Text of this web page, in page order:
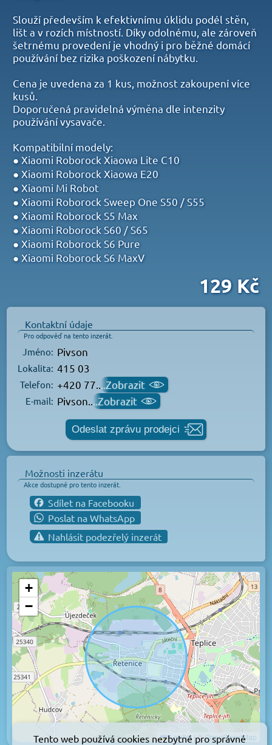
Slouží především k efektivnímu úklidu podél stěn,
lišt a v rozích místností. Díky odolnému, ale zároveň
šetrnému provedení je vhodný i pro běžné domácí
používání bez rizika poškození nábytku.
Cena je uvedena za 1 kus, možnost zakoupení více
kusů.
Doporučená pravidelná výměna dle intenzity
používání vysavače.
Kompatibilní modely:
● Xiaomi Roborock Xiaowa Lite C10
● Xiaomi Roborock Xiaowa E20
● Xiaomi Mi Robot
● Xiaomi Roborock Sweep One S50 / S55
● Xiaomi Roborock S5 Max
● Xiaomi Roborock S60 / S65
● Xiaomi Roborock S6 Pure
● Xiaomi Roborock S6 MaxV
129 Kč
Kontaktní údaje
Pro odpověď na tento inzerát.
Jméno: Pivson
Lokalita: 415 03
Telefon: +420 77.. ..Zobrazit
E-mail: Pivson.. ..Zobrazit
Odeslat zprávu prodejci
Možnosti inzerátu
Akce dostupné pro tento inzerát.
Sdílet na Facebooku
Poslat na WhatsApp
Nahlásit podezřelý inzerát
+
−
Leaflet |©OpenStreetMap
Tento web používá cookies nezbytné pro správné